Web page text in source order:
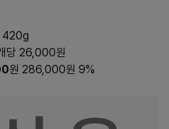
420g
당 26,000원
원 286,000원 9%